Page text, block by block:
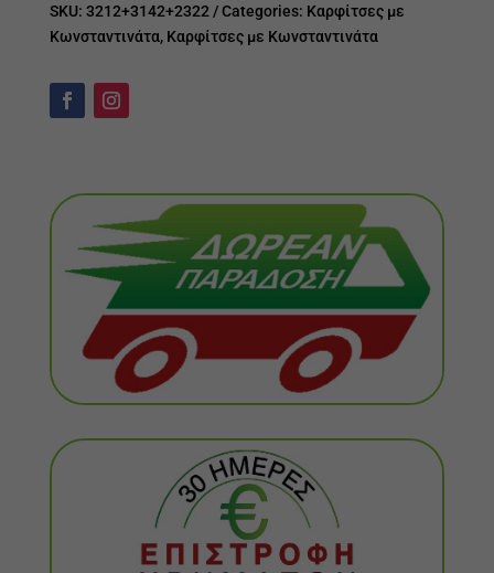
SKU: 3212+3142+2322 Categories: Καρφίτσες με
Κωνσταντινάτα, Καρφίτσες με Κωνσταντινάτα